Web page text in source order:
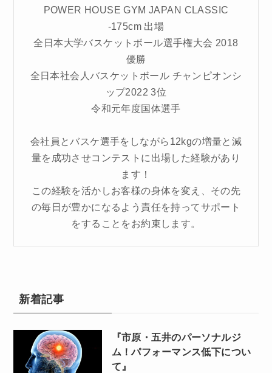
POWER HOUSE GYM JAPAN CLASSIC
-175cm 出場
全日本大学バスケットボール選手権大会 2018
優勝
全日本社会人バスケットボール チャンピオンシ
ップ2022 3位
令和元年度国体選手
会社員とバスケ選手をしながら12kgの増量と減
量を成功させコンテストに出場した経験があり
ます！
この経験を活かしお客様の身体を変え、その先
の毎日が豊かになるよう責任を持ってサポート
をすることをお約束します。
新着記事
『市原・五井のパーソナルジ
ム！パフォーマンス低下につい
て』